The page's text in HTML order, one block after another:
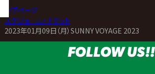
トップページ
>スケジュール・チケット
2023年01月09日（月）SUNNY VOYAGE 2023
FOLLOW US!!